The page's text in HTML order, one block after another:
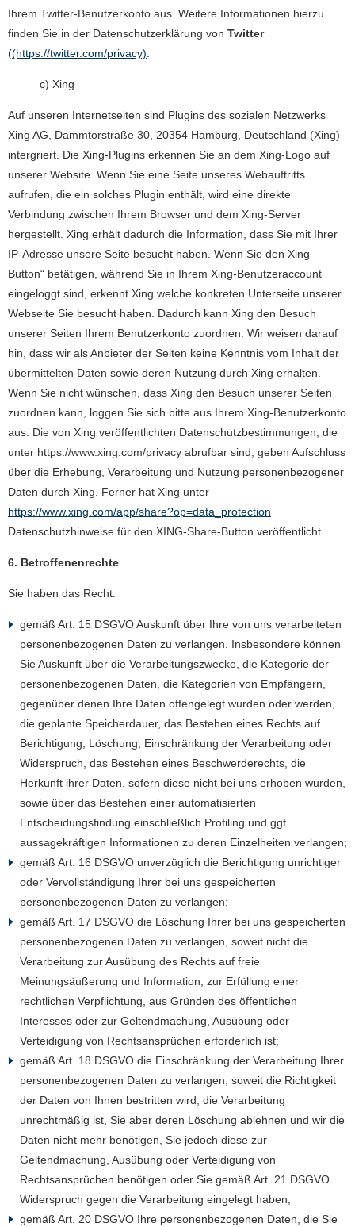
Ihrem Twitter-Benutzerkonto aus. Weitere Informationen hierzu
finden Sie in der Datenschutzerklärung von Twitter
((https://twitter.com/privacy).
c) Xing
Auf unseren Internetseiten sind Plugins des sozialen Netzwerks
Xing AG, Dammtorstraße 30, 20354 Hamburg, Deutschland (Xing)
intergriert. Die Xing-Plugins erkennen Sie an dem Xing-Logo auf
unserer Website. Wenn Sie eine Seite unseres Webauftritts
aufrufen, die ein solches Plugin enthält, wird eine direkte
Verbindung zwischen Ihrem Browser und dem Xing-Server
hergestellt. Xing erhält dadurch die Information, dass Sie mit Ihrer
IP-Adresse unsere Seite besucht haben. Wenn Sie den Xing
Button“ betätigen, während Sie in Ihrem Xing-Benutzeraccount
eingeloggt sind, erkennt Xing welche konkreten Unterseite unserer
Webseite Sie besucht haben. Dadurch kann Xing den Besuch
unserer Seiten Ihrem Benutzerkonto zuordnen. Wir weisen darauf
hin, dass wir als Anbieter der Seiten keine Kenntnis vom Inhalt der
übermittelten Daten sowie deren Nutzung durch Xing erhalten.
Wenn Sie nicht wünschen, dass Xing den Besuch unserer Seiten
zuordnen kann, loggen Sie sich bitte aus Ihrem Xing-Benutzerkonto
aus. Die von Xing veröffentlichten Datenschutzbestimmungen, die
unter https://www.xing.com/privacy abrufbar sind, geben Aufschluss
über die Erhebung, Verarbeitung und Nutzung personenbezogener
Daten durch Xing. Ferner hat Xing unter
https://www.xing.com/app/share?op=data_protection
Datenschutzhinweise für den XING-Share-Button veröffentlicht.
6. Betroffenenrechte
Sie haben das Recht:
gemäß Art. 15 DSGVO Auskunft über Ihre von uns verarbeiteten
personenbezogenen Daten zu verlangen. Insbesondere können
Sie Auskunft über die Verarbeitungszwecke, die Kategorie der
personenbezogenen Daten, die Kategorien von Empfängern,
gegenüber denen Ihre Daten offengelegt wurden oder werden,
die geplante Speicherdauer, das Bestehen eines Rechts auf
Berichtigung, Löschung, Einschränkung der Verarbeitung oder
Widerspruch, das Bestehen eines Beschwerderechts, die
Herkunft ihrer Daten, sofern diese nicht bei uns erhoben wurden,
sowie über das Bestehen einer automatisierten
Entscheidungsfindung einschließlich Profiling und ggf.
aussagekräftigen Informationen zu deren Einzelheiten verlangen;
gemäß Art. 16 DSGVO unverzüglich die Berichtigung unrichtiger
oder Vervollständigung Ihrer bei uns gespeicherten
personenbezogenen Daten zu verlangen;
gemäß Art. 17 DSGVO die Löschung Ihrer bei uns gespeicherten
personenbezogenen Daten zu verlangen, soweit nicht die
Verarbeitung zur Ausübung des Rechts auf freie
Meinungsäußerung und Information, zur Erfüllung einer
rechtlichen Verpflichtung, aus Gründen des öffentlichen
Interesses oder zur Geltendmachung, Ausübung oder
Verteidigung von Rechtsansprüchen erforderlich ist;
gemäß Art. 18 DSGVO die Einschränkung der Verarbeitung Ihrer
personenbezogenen Daten zu verlangen, soweit die Richtigkeit
der Daten von Ihnen bestritten wird, die Verarbeitung
unrechtmäßig ist, Sie aber deren Löschung ablehnen und wir die
Daten nicht mehr benötigen, Sie jedoch diese zur
Geltendmachung, Ausübung oder Verteidigung von
Rechtsansprüchen benötigen oder Sie gemäß Art. 21 DSGVO
Widerspruch gegen die Verarbeitung eingelegt haben;
gemäß Art. 20 DSGVO Ihre personenbezogenen Daten, die Sie